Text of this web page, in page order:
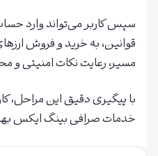
سپس کاربر می‌تواند وارد
قوانین، به خرید و فروش
مسیر، رعایت نکات امنیتی و
با پیگیری دقیق این مراحل،
خدمات صرافی بینگ ایکس